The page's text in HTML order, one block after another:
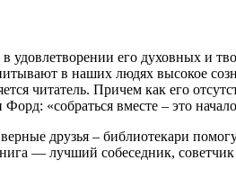
удовлетворении его духовных и
в наших людях высокое
читатель. Причем как его
«собраться вместе – это
друзья – библиотекари
— лучший собеседник,